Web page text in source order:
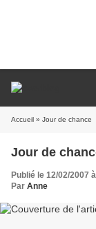
Accueil » Jour de chance
Jour de
Publié le 12/02/2007
Par Anne